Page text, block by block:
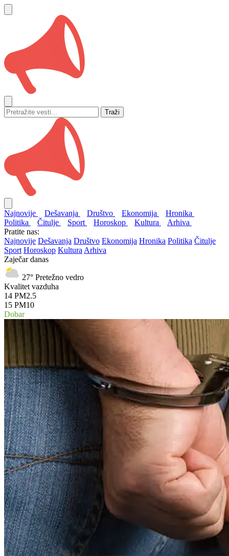
Traži
Najnovije Dešavanja Društvo Ekonomija
Hronika
Politika
Čitulje Sport Horoskop Kultura
Arhiva
Pratite nas:
Najnovije Dešavanja Društvo Ekonomija Hronika Politika Čitulje
Sport Horoskop Kultura Arhiva
Zaječar danas
27° Pretežno vedro
Kvalitet vazduha
14 PM2.5
15 PM10
Dobar